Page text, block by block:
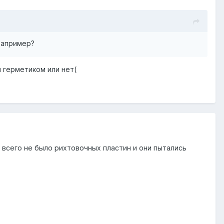
герметиком или нет(
не было рихтовочных пластин и они пытались